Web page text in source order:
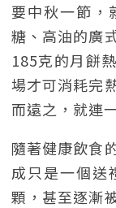
要中秋一節，
糖、高油的廣
185克的月餅
場才可消耗完
而遠之，就連
隨著健康飲食
成只是一個送
顆，甚至逐漸